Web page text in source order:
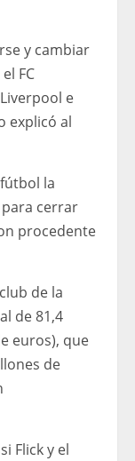
y cambiar
FC
e
explicó al
la
para cerrar
procedente
de la
de 81,4
euros), que
de
Flick y el